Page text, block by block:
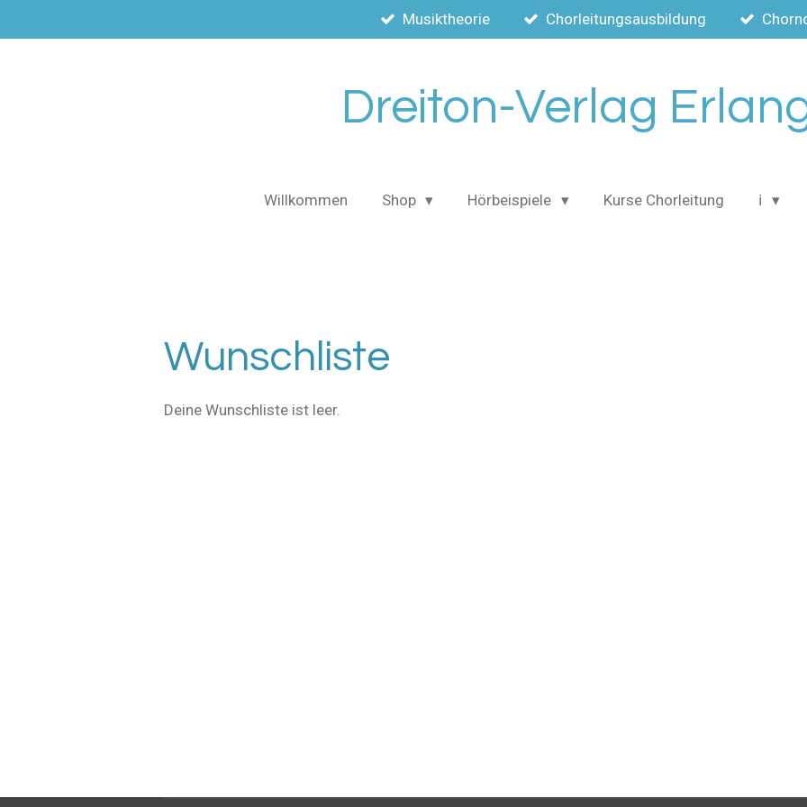
Hauptinhalt
Musiktheorie Chorleitungsausbildung
Dreiton-Verlag
Willkommen Shop Hörbeispiele Kurse Chorleitung ℹ️
Wunschliste
Deine Wunschliste ist leer.